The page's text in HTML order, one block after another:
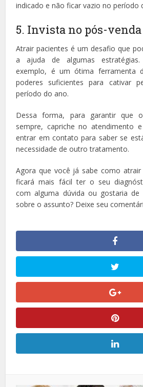
indicado e não ficar vazio no período
5. Invista no pós-venda
Atrair pacientes é um desafio que
a ajuda de algumas
exemplo, é um ótima ferramenta
poderes suficientes para cativar
período do ano.
Dessa forma, para garantir que
sempre, capriche no atendimento
entrar em contato para saber se
necessidade de outro tratamento.
Agora que você já sabe como atrair
ficará mais fácil ter o seu
com alguma dúvida ou gostaria de
sobre o assunto? Deixe seu